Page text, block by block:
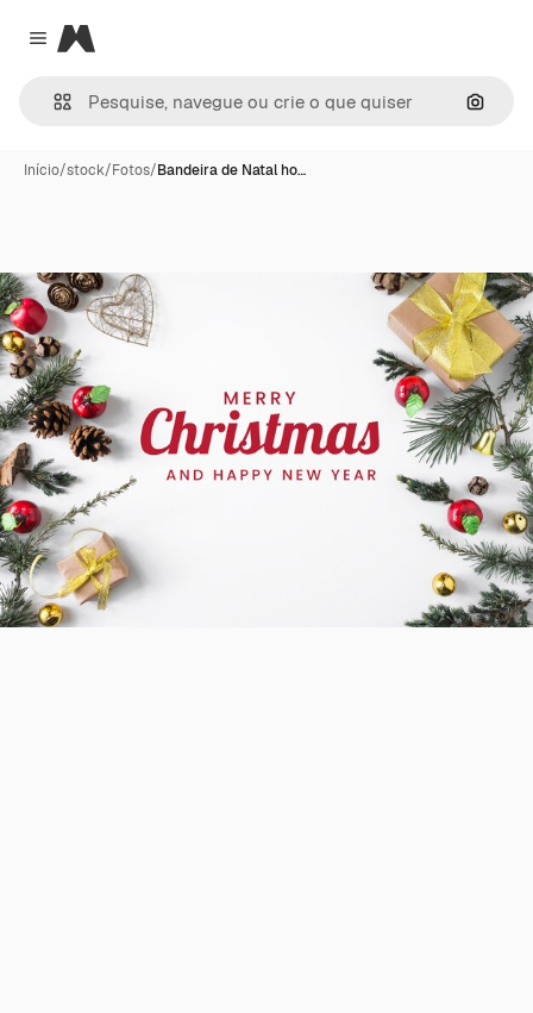
Close menu
Magnific
Início/stock/Fotos/Bandeira de Natal ho…